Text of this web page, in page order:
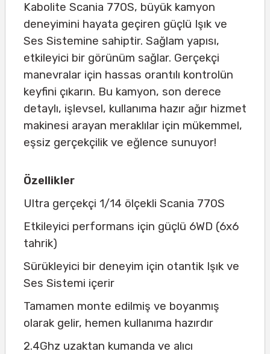
Kabolite Scania 770S, büyük kamyon
deneyimini hayata geçiren güçlü Işık ve
Ses Sistemine sahiptir. Sağlam yapısı,
etkileyici bir görünüm sağlar. Gerçekçi
manevralar için hassas orantılı kontrolün
keyfini çıkarın. Bu kamyon, son derece
detaylı, işlevsel, kullanıma hazır ağır hizmet
makinesi arayan meraklılar için mükemmel,
eşsiz gerçekçilik ve eğlence sunuyor!
Özellikler
Ultra gerçekçi 1/14 ölçekli Scania 770S
Etkileyici performans için güçlü 6WD (6x6
tahrik)
Sürükleyici bir deneyim için otantik Işık ve
Ses Sistemi içerir
Tamamen monte edilmiş ve boyanmış
olarak gelir, hemen kullanıma hazırdır
2.4Ghz uzaktan kumanda ve alıcı